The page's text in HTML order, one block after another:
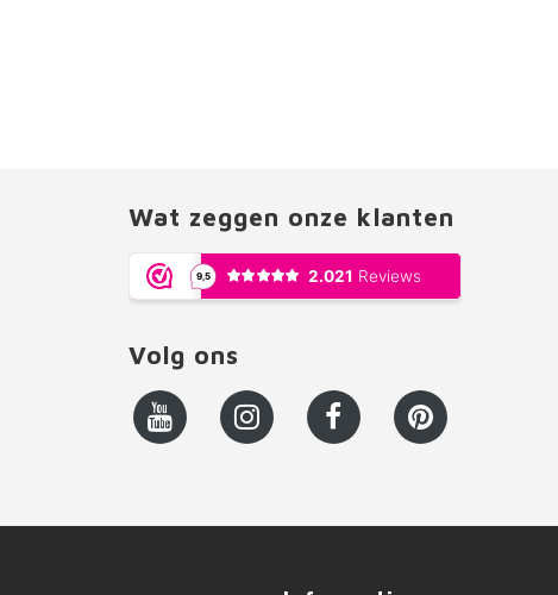
Wat zeggen onze klanten
Volg ons